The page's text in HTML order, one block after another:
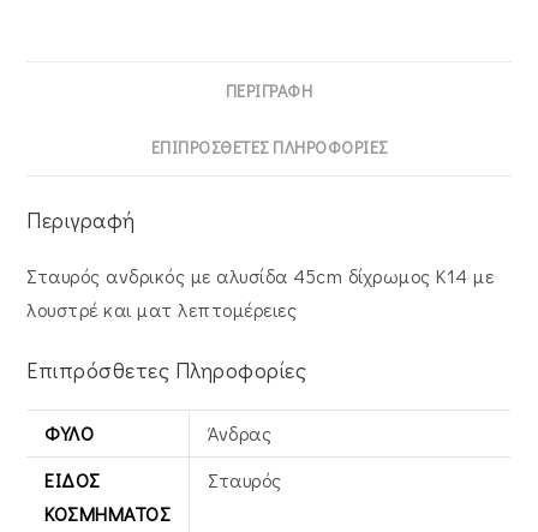
ΠΕΡΙΓΡΑΦΉ
ΕΠΙΠΡΌΣΘΕΤΕΣ ΠΛΗΡΟΦΟΡΊΕΣ
Περιγραφή
Σταυρός ανδρικός με αλυσίδα 45cm δίχρωμος Κ14 με
λουστρέ και ματ λεπτομέρειες
Επιπρόσθετες Πληροφορίες
ΦΎΛΟ
Άνδρας
ΕΊΔΟΣ
ΚΟΣΜΉΜΑΤΟΣ
Σταυρός